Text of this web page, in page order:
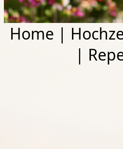
Home |
|